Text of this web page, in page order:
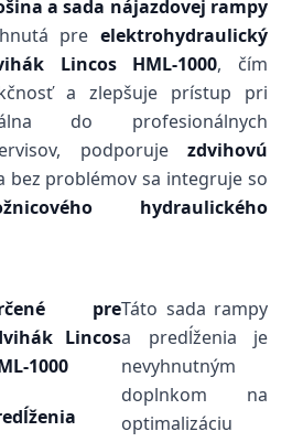
a sada nájazdovej rampy
pre elektrohydraulický
Lincos HML-1000, čím
a zlepšuje prístup pri
do profesionálnych
podporuje zdvihovú
bez problémov sa integruje so
hydraulického
pre
Lincos
1000
Táto sada rampy
a predĺženia je
nevyhnutným
doplnkom na
optimalizáciu